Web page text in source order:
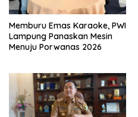
Memburu Emas Karaoke, PWI
Lampung Panaskan Mesin
Menuju Porwanas 2026